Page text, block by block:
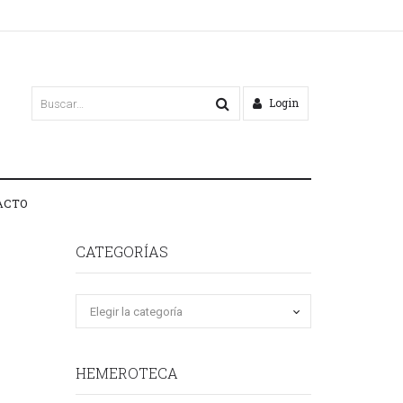
Login
CATEGORÍAS
HEMEROTECA